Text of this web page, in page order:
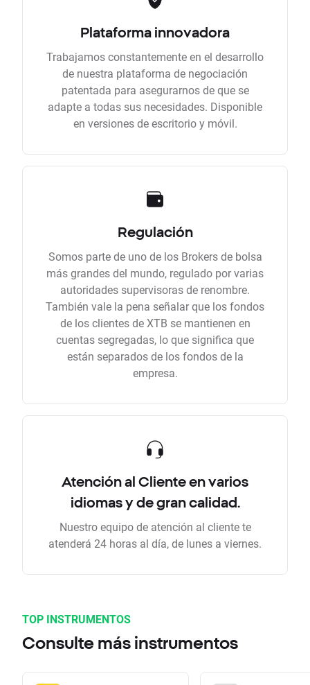
Plataforma innovadora
Trabajamos constantemente en el desarrollo
de nuestra plataforma de negociación
patentada para asegurarnos de que se
adapte a todas sus necesidades. Disponible
en versiones de escritorio y móvil.
Regulación
Somos parte de uno de los Brokers de bolsa
más grandes del mundo, regulado por varias
autoridades supervisoras de renombre.
También vale la pena señalar que los fondos
de los clientes de XTB se mantienen en
cuentas segregadas, lo que significa que
están separados de los fondos de la
empresa.
Atención al Cliente en varios
idiomas y de gran calidad.
Nuestro equipo de atención al cliente te
atenderá 24 horas al día, de lunes a viernes.
TOP INSTRUMENTOS
Consulte más instrumentos